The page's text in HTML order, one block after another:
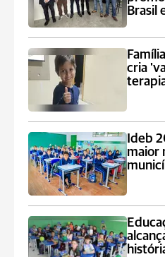
Brasil
cria
Ideb
maior